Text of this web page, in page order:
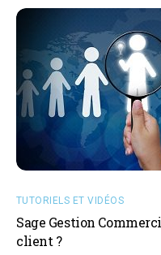
TUTORIELS ET VIDÉOS
Sage Gestion
client ?